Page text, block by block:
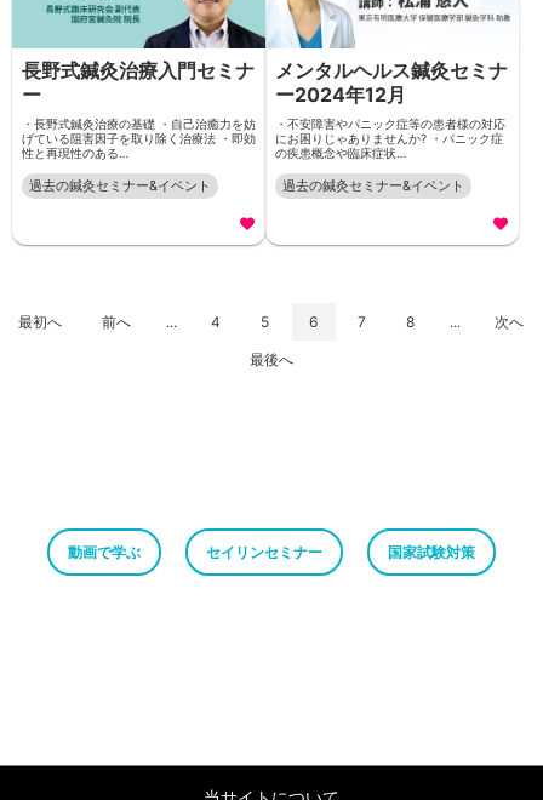
長野式鍼灸治療入門セミナ
ー
・長野式鍼灸治療の基礎 ・自己治癒力を妨
げている阻害因子を取り除く治療法 ・即効
性と再現性のある…
過去の鍼灸セミナー&イベント
メンタルヘルス鍼灸セミナ
ー2024年12月
・不安障害やパニック症等の患者様の対応
にお困りじゃありませんか? ・パニック症
の疾患概念や臨床症状…
過去の鍼灸セミナー&イベント
最初へ 前へ ... 4 5 6 7 8 ... 次へ
最後へ
動画で学ぶ セイリンセミナー 国家試験対策